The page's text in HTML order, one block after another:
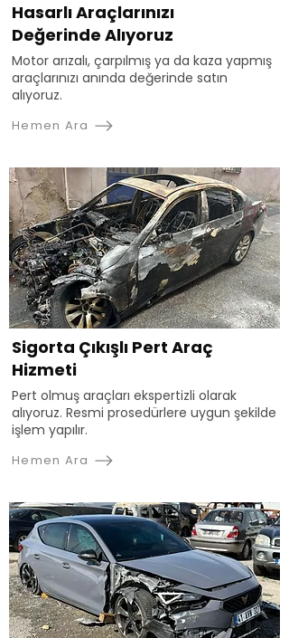
Hasarlı Araçlarınızı
Değerinde Alıyoruz
Motor arızalı, çarpılmış ya da kaza yapmış
araçlarınızı anında değerinde satın
alıyoruz.
Hemen Ara
Sigorta Çıkışlı Pert Araç
Hizmeti
Pert olmuş araçları ekspertizli olarak
alıyoruz. Resmi prosedürlere uygun şekilde
işlem yapılır.
Hemen Ara